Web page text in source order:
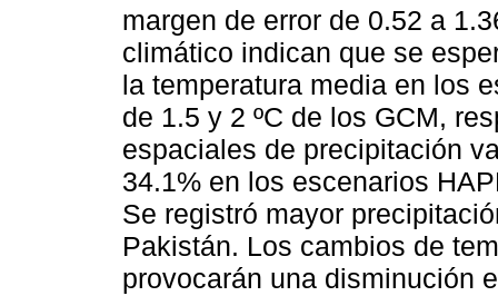
margen de error de 0.52 a
climático indican que se
la temperatura media en los
de 1.5 y 2 ºC de los GCM,
espaciales de precipitación
34.1% en los escenarios
Se registró mayor
Pakistán. Los cambios de
provocarán una disminución